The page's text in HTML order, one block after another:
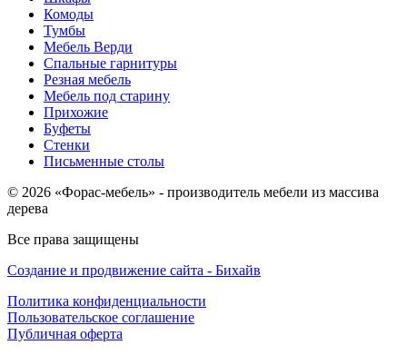
Комоды
Тумбы
Мебель Верди
Спальные гарнитуры
Резная мебель
Мебель под старину
Прихожие
Буфеты
Стенки
Письменные столы
© 2026 «Форас-мебель» - производитель мебели из массива
дерева
Все права защищены
Создание и продвижение сайта - Бихайв
Политика конфиденциальности
Пользовательское соглашение
Публичная оферта